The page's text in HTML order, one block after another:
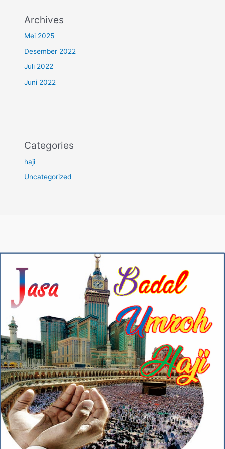
Archives
Mei 2025
Desember 2022
Juli 2022
Juni 2022
Categories
haji
Uncategorized